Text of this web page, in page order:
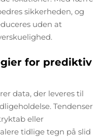
sikkerheden, og
uden at
for prediktiv
data, der leveres til
Tendenser
eller
tidlige tegn på slid